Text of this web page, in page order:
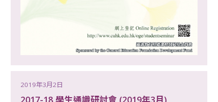
2019年3月2日
2017-18 學生通識研討會 (2019年3月)